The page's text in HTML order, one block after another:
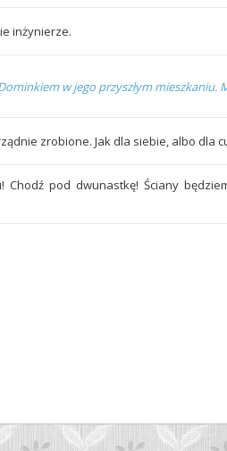
inżynierze.
w jego przyszłym mieszkaniu.
zrobione. Jak dla siebie, albo dla
Chodź pod dwunastkę! Ściany